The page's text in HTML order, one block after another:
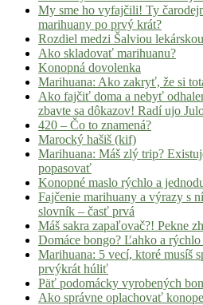
My sme ho vyfajčili! Ty
marihuany po prvý krát?
Rozdiel medzi Šalviou
Ako skladovať marihuanu?
Konopná dovolenka
Marihuana: Ako zakryť, že si
Ako fajčiť doma a nebyť
zbavte sa dôkazov! Radí ujo
420 – Čo to znamená?
Marocký hašiš (kif)
Marihuana: Máš zlý trip?
popasovať
Konopné maslo rýchlo a
Fajčenie marihuany a výrazy s
slovník – časť prvá
Máš sakra zapaľovač?! Pekne
Domáce bongo? Ľahko a
Marihuana: 5 vecí, ktoré musíš
prvýkrát húliť
Päť podomácky vyrobených
Ako správne oplachovať konope